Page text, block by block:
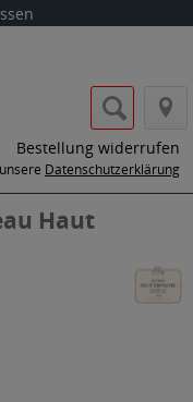
Bestellung widerrufen
Datenschutzerklärung
Haut